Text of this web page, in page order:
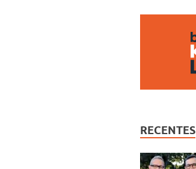
RECENTES